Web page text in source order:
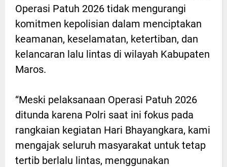
Operasi Patuh 2026 tidak mengurangi
komitmen kepolisian dalam menciptakan
keamanan, keselamatan, ketertiban, dan
kelancaran lalu lintas di wilayah Kabupaten
Maros.
“Meski pelaksanaan Operasi Patuh 2026
ditunda karena Polri saat ini fokus pada
rangkaian kegiatan Hari Bhayangkara, kami
mengajak seluruh masyarakat untuk tetap
tertib berlalu lintas, menggunakan